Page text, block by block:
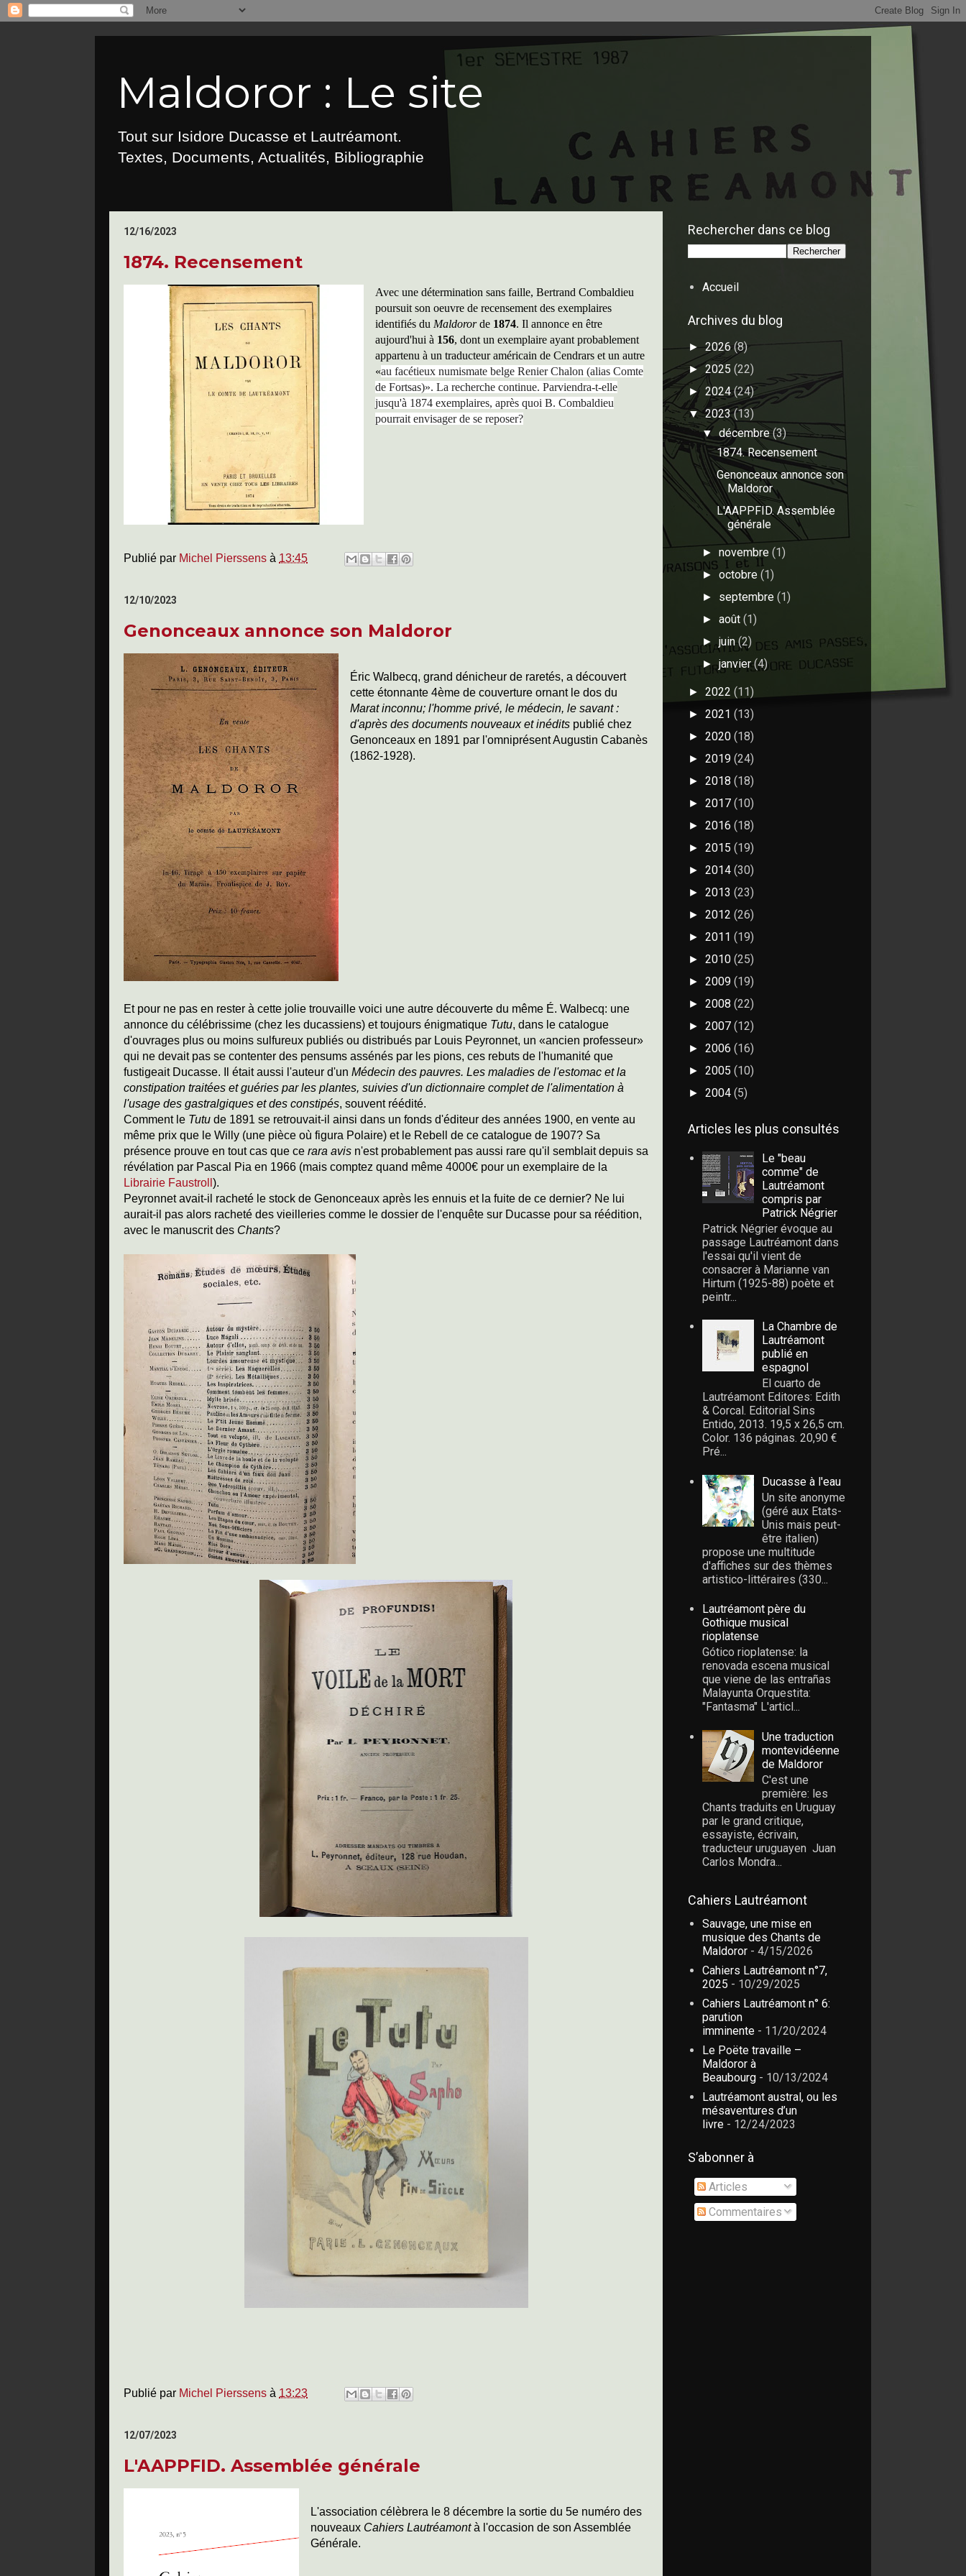
Maldoror : Le site
Tout sur Isidore Ducasse et Lautréamont.
Textes, Documents, Actualités, Bibliographie
12/16/2023
1874. Recensement
Avec une détermination sans faille, Bertrand Combaldieu
poursuit son oeuvre de recensement des exemplaires
identifiés du Maldororde 1874. Il annonce en être
aujourd'hui à 156, dont un exemplaire ayant probablement
appartenu à un traducteur américain de Cendrars et un autre
«au facétieux numismate belge Renier Chalon (alias Comte
de Fortsas)». La recherche continue. Parviendra-t-elle
jusqu'à 1874 exemplaires, après quoi B. Combaldieu
pourrait envisager de se reposer?
Publié par Michel Pierssens à 13:45
12/10/2023
Genonceaux annonce son Maldoror
Éric Walbecq, grand dénicheur de raretés, a découvert
cette étonnante 4ème de couverture ornant le dos du
Marat inconnu; l'homme privé, le médecin, le savant :
d'après des documents nouveaux et inédits publié chez
Genonceaux en 1891 par l'omniprésent Augustin Cabanès
(1862-1928).
Et pour ne pas en rester à cette jolie trouvaille voici une autre découverte du même É. Walbecq: une
annonce du célébrissime (chez les ducassiens) et toujours énigmatique Tutu, dans le catalogue
d'ouvrages plus ou moins sulfureux publiés ou distribués par Louis Peyronnet, un «ancien professeur»
qui ne devait pas se contenter des pensums assénés par les pions, ces rebuts de l'humanité que
fustigeait Ducasse. Il était aussi l'auteur d'un Médecin des pauvres. Les maladies de l'estomac et la
constipation traitées et guéries par les plantes, suivies d'un dictionnaire complet de l'alimentation à
l'usage des gastralgiques et des constipés, souvent réédité.
Comment le Tutu de 1891 se retrouvait-il ainsi dans un fonds d'éditeur des années 1900, en vente au
même prix que le Willy (une pièce où figura Polaire) et le Rebell de ce catalogue de 1907? Sa
présence prouve en tout cas que ce rara avis n'est probablement pas aussi rare qu'il semblait depuis sa
révélation par Pascal Pia en 1966 (mais comptez quand même 4000€ pour un exemplaire de la
Librairie Faustroll ).
Peyronnet avait-il racheté le stock de Genonceaux après les ennuis et la fuite de ce dernier? Ne lui
aurait-il pas alors racheté des vieilleries comme le dossier de l'enquête sur Ducasse pour sa réédition,
avec le manuscrit des Chants?
Publié par Michel Pierssens à 13:23
12/07/2023
L'AAPPFID. Assemblée générale
L'association célèbrera le 8 décembre la sortie du 5e numéro des
nouveaux Cahiers Lautréamontà l'occasion de son Assemblée
Générale.
Rechercher dans ce blog
Accueil
Archives du blog
►2026(8)
►2025 (22)
► 2024(24)
▼2023(13)
▼décembre(3)
1874. Recensement
Genonceaux annonce son
Maldoror
L'AAPPFID. Assemblée
générale
►novembre(1)
►octobre(1)
► septembre(1)
►août(1)
►juin(2)
►janvier(4)
► 2022 (11)
► 2021 (13)
► 2020 (18)
► 2019 (24)
► 2018 (18)
► 2017 (10)
► 2016 (18)
► 2015 (19)
► 2014 (30)
► 2013 (23)
► 2012 (26)
► 2011 (19)
► 2010 (25)
► 2009 (19)
► 2008 (22)
► 2007 (12)
► 2006 (16)
► 2005 (10)
► 2004 (5)
Articles les plus consultés
Le "beau
comme" de
Lautréamont
compris par
Patrick Négrier
Patrick Négrier évoque au
passage Lautréamont dans
l'essai qu'il vient de
consacrer à Marianne van
Hirtum (1925-88) poète et
peintr...
La Chambre de
Lautréamont
publié en
espagnol
El cuarto de
Lautréamont Editores: Edith
& Corcal. Editorial Sins
Entido, 2013. 19,5 x 26,5 cm.
Color. 136 páginas. 20,90 €
Pré...
Ducasse à l'eau
Un site anonyme
(géré aux Etats-
Unis mais peut-
être italien)
propose une multitude
d'affiches sur des thèmes
artistico-littéraires (330...
Lautréamont père du
Gothique musical
rioplatense
Gótico rioplatense: la
renovada escena musical
que viene de las entrañas
Malayunta Orquestita:
"Fantasma" L'articl...
Une traduction
montevidéenne
de Maldoror
C'est une
première: les
Chants traduits en Uruguay
par le grand critique,
essayiste, écrivain,
traducteur uruguayen Juan
Carlos Mondra...
Cahiers Lautréamont
Sauvage, une mise en
musique des Chants de
Maldoror - 4/15/2026
Cahiers Lautréamont n°7,
2025 - 10/29/2025
Cahiers Lautréamont n° 6:
parution
imminente - 11/20/2024
Le Poëte travaille –
Maldoror à
Beaubourg - 10/13/2024
Lautréamont austral, ou les
mésaventures d’un
livre - 12/24/2023
S’abonner à
Articles
Commentaires